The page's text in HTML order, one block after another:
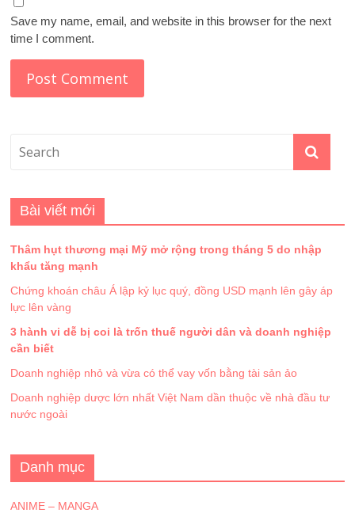
Save my name, email, and website in this browser for the next
time I comment.
Bài viết mới
Thâm hụt thương mại Mỹ mở rộng trong tháng 5 do nhập
khẩu tăng mạnh
Chứng khoán châu Á lập kỷ lục quý, đồng USD mạnh lên gây áp
lực lên vàng
3 hành vi dễ bị coi là trốn thuế người dân và doanh nghiệp
cần biết
Doanh nghiệp nhỏ và vừa có thể vay vốn bằng tài sản ảo
Doanh nghiệp dược lớn nhất Việt Nam dần thuộc về nhà đầu tư
nước ngoài
Danh mục
ANIME – MANGA